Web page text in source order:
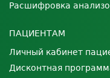
Расшифровка
ПАЦИЕНТАМ
Личный кабинет
Дисконтная